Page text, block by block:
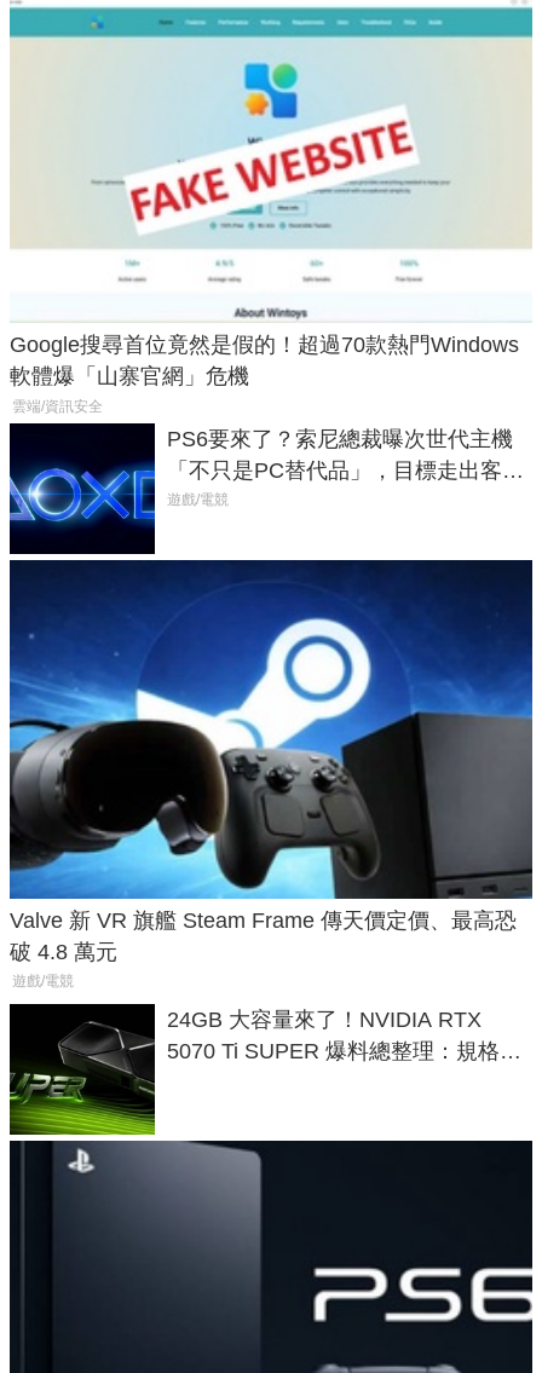
Google搜尋首位竟然是假的！超過70款熱門Windows
軟體爆「山寨官網」危機
雲端/資訊安全
PS6要來了？索尼總裁曝次世代主機
「不只是PC替代品」，目標走出客
廳、進軍電競桌面
遊戲/電競
Valve 新 VR 旗艦 Steam Frame 傳天價定價、最高恐
破 4.8 萬元
遊戲/電競
24GB 大容量來了！NVIDIA RTX
5070 Ti SUPER 爆料總整理：規格、